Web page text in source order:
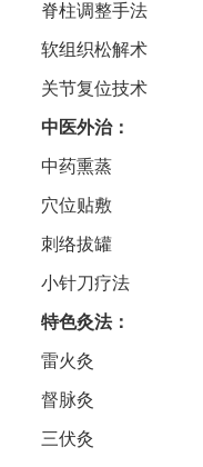
脊柱调整手法
软组织松解术
关节复位技术
中医外治‌：
中药熏蒸
穴位贴敷
刺络拔罐
小针刀疗法
‌特色灸法‌：
雷火灸
督脉灸
三伏灸